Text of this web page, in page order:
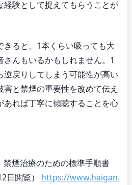
経験として捉えてもらうことが
ると、1本くらい吸っても大
んもいるかもしれません。1
戻りしてしまう可能性が高い
と禁煙の重要性を改めて伝え
あれば丁寧に傾聴することを心
煙治療のための標準手順書
日閲覧） https://www.haigan.